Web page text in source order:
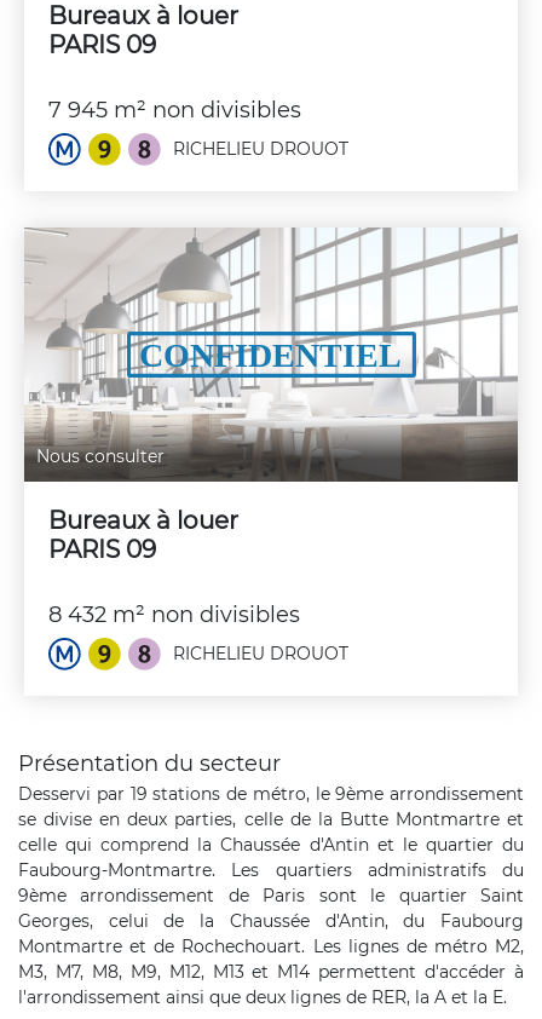
Bureaux à louer
PARIS 09
7 945 m² non divisibles
RICHELIEU DROUOT
Nous consulter
Bureaux à louer
PARIS 09
8 432 m² non divisibles
RICHELIEU DROUOT
Présentation du secteur
Desservi par 19 stations de métro, le 9ème arrondissement
se divise en deux parties, celle de la Butte Montmartre et
celle qui comprend la Chaussée d'Antin et le quartier du
Faubourg-Montmartre. Les quartiers administratifs du
9ème arrondissement de Paris sont le quartier Saint
Georges, celui de la Chaussée d'Antin, du Faubourg
Montmartre et de Rochechouart. Les lignes de métro M2,
M3, M7, M8, M9, M12, M13 et M14 permettent d'accéder à
l'arrondissement ainsi que deux lignes de RER, la A et la E.